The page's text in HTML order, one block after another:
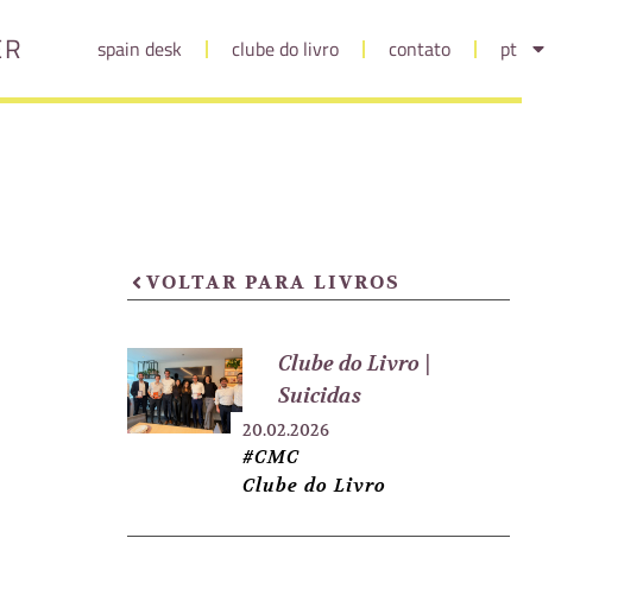
spain desk clube do livro contato pt
VOLTAR PARA LIVROS
Clube do Livro |
Suicidas
20.02.2026
#CMC
Clube do Livro